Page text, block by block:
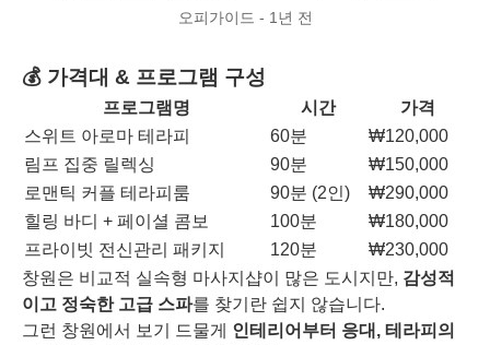
오피가이드 - 1년 전
💰 가격대 & 프로그램 구성
프로그램명 시간
가격
스위트 아로마 테라피
60분
₩120,000
림프 집중 릴렉싱
90분
₩150,000
로맨틱 커플 테라피룸
90분 (2인)
₩290,000
힐링 바디 + 페이셜 콤보
100분
₩180,000
프라이빗 전신관리 패키지
120분
₩230,000
창원은 비교적 실속형 마사지샵이 많은 도시지만, 감성적
이고 정숙한 고급 스파를 찾기란 쉽지 않습니다.
그런 창원에서 보기 드물게 인테리어부터 응대, 테라피의